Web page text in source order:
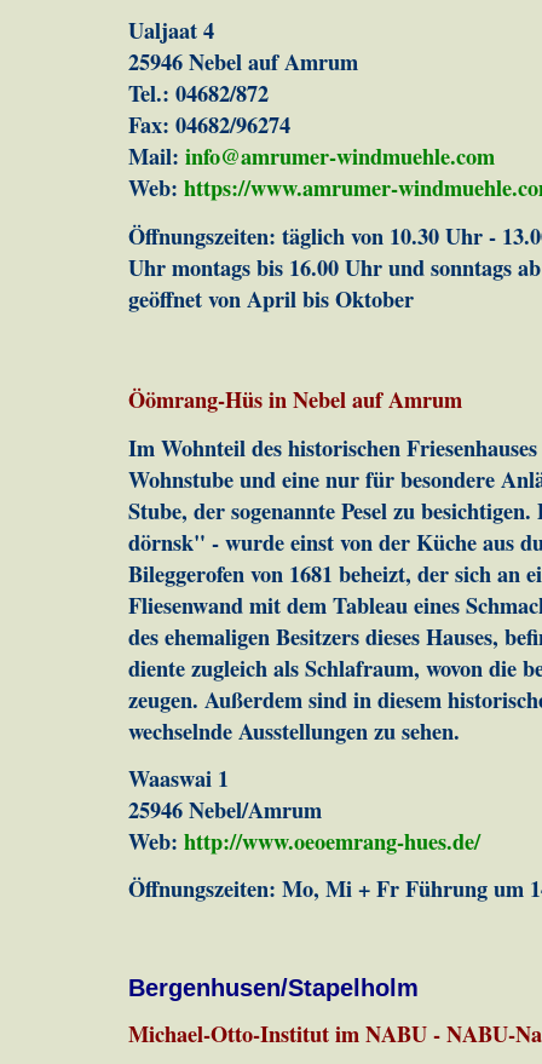
Ualjaat 4
25946 Nebel auf Amrum
Tel.: 04682/872
Fax: 04682/96274
Mail:info@amrumer-windmuehle.com
Web:https://www.amrumer-
Öffnungszeiten: täglich von 10.30 Uhr -
Uhr montags bis 16.00 Uhr und sonntags
geöffnet von April bis Oktober
Öömrang-Hüs in Nebel auf Amrum
Im Wohnteil des historischen
Wohnstube und eine nur für besondere
Stube, der sogenannte Pesel zu
dörnsk" - wurde einst von der Küche aus
Bileggerofen von 1681 beheizt, der sich an
Fliesenwand mit dem Tableau eines
des ehemaligen Besitzers dieses Hauses,
diente zugleich als Schlafraum, wovon die
zeugen. Außerdem sind in diesem
wechselnde Ausstellungen zu sehen.
Waaswai 1
25946 Nebel/Amrum
Web:http://www.oeoemrang-hues.de/
Öffnungszeiten: Mo, Mi + Fr Führung um
Bergenhusen/Stapelholm
Michael-Otto-Institut im NABU - NABU-